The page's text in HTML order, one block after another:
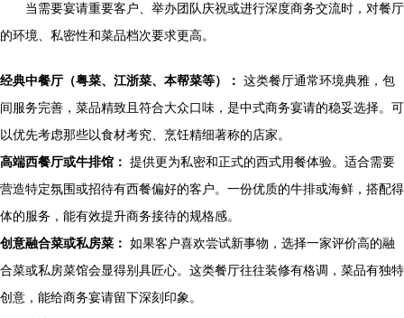
当需要宴请重要客户、举办团队庆祝或进行深度商务交流时，对餐厅
的环境、私密性和菜品档次要求更高。
经典中餐厅（粤菜、江浙菜、本帮菜等）： 这类餐厅通常环境典雅，包
间服务完善，菜品精致且符合大众口味，是中式商务宴请的稳妥选择。可
以优先考虑那些以食材考究、烹饪精细著称的店家。
高端西餐厅或牛排馆： 提供更为私密和正式的西式用餐体验。适合需要
营造特定氛围或招待有西餐偏好的客户。一份优质的牛排或海鲜，搭配得
体的服务，能有效提升商务接待的规格感。
创意融合菜或私房菜： 如果客户喜欢尝试新事物，选择一家评价高的融
合菜或私房菜馆会显得别具匠心。这类餐厅往往装修有格调，菜品有独特
创意，能给商务宴请留下深刻印象。